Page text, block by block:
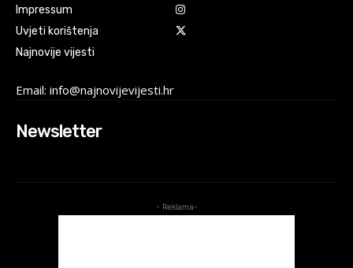
Impressum
Uvjeti korištenja
Najnovije vijesti
Email: info@najnovijevijesti.hr
Newsletter
- Reklama-